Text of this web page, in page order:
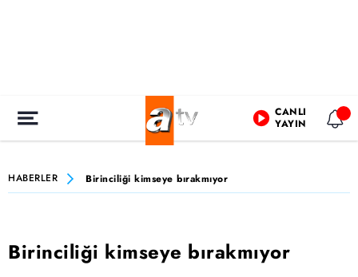
CANLI
YAYIN
HABERLER Birinciliği kimseye bırakmıyor
Birinciliği kimseye bırakmıyor